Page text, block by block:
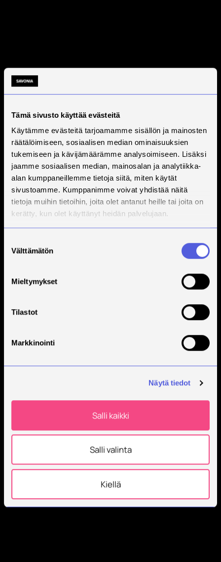
Tämä sivusto käyttää evästeitä
Käytämme evästeitä tarjoamamme sisällön ja mainosten
räätälöimiseen, sosiaalisen median ominaisuuksien
tukemiseen ja kävijämäärämme analysoimiseen. Lisäksi
jaamme sosiaalisen median, mainosalan ja analytiikka-
alan kumppaneillemme tietoja siitä, miten käytät
sivustoamme. Kumppanimme voivat yhdistää näitä
tietoja muihin tietoihin, joita olet antanut heille tai joita on
kerätty, kun olet käyttänyt heidän palvelujaan.
valinta
Välttämätön
Mieltymykset
Tilastot
Markkinointi
Näytä tiedot
Salli kaikki
Salli valinta
Kiellä